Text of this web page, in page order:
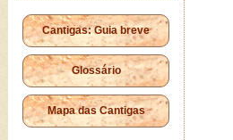
Cantigas: Guia breve
Glossário
Mapa das Cantigas